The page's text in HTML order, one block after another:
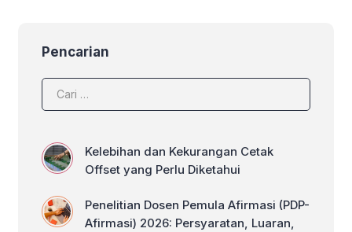
Pencarian
Kelebihan dan Kekurangan Cetak
Offset yang Perlu Diketahui
Penelitian Dosen Pemula Afirmasi (PDP-
Afirmasi) 2026: Persyaratan, Luaran,